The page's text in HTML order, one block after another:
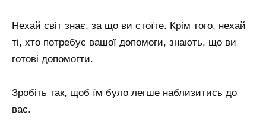
Нехай світ знає, за що ви стоїте. Крім того, нехай
ті, хто потребує вашої допомоги, знають, що ви
готові допомогти.
Зробіть так, щоб їм було легше наблизитись до
вас.